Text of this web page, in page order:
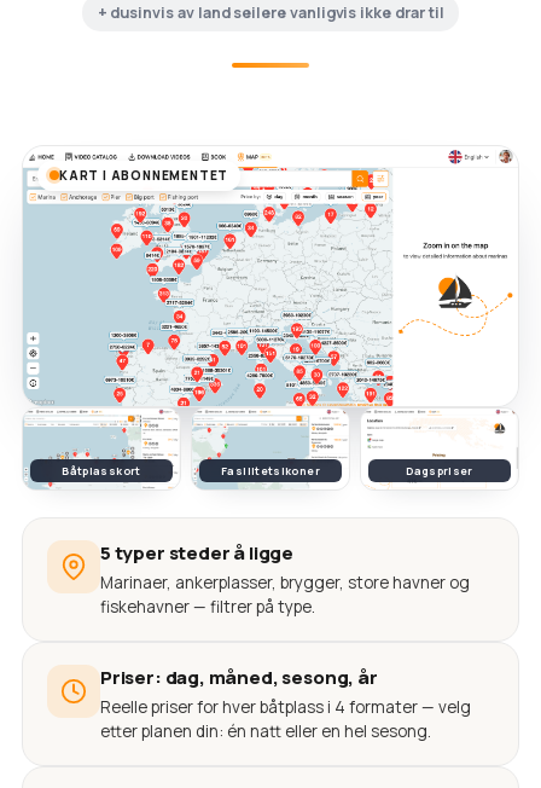
+ dusinvis av land seilere vanligvis ikke drar til
KART I ABONNEMENTET
Båtplasskort Fasilitetsikoner Dagspriser
5 typer steder å ligge
Marinaer, ankerplasser, brygger, store havner og
fiskehavner — filtrer på type.
Priser: dag, måned, sesong, år
Reelle priser for hver båtplass i 4 formater — velg
etter planen din: én natt eller en hel sesong.